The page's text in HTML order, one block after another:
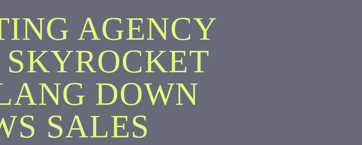
AGENCY
DOWN
SALES